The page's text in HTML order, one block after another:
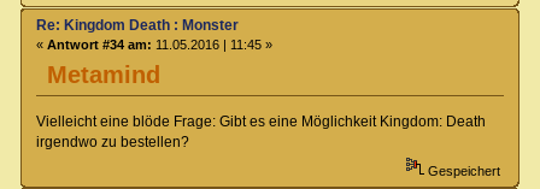
Metamind
Re: Kingdom Death : Monster
« Antwort #34 am: 11.05.2016 | 11:45 »
Vielleicht eine blöde Frage: Gibt es eine Möglichkeit Kingdom: Death
irgendwo zu bestellen?
Gespeichert